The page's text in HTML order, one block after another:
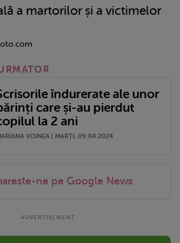
a martorilor și a victimelor
îndurerate ale unor
care și-au pierdut
la 2 ani
VOINEA | MARŢI, 09.04.2024
ne pe Google News